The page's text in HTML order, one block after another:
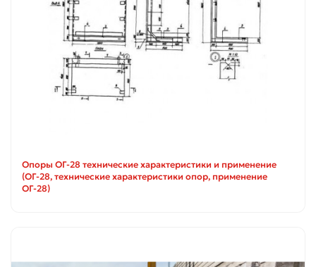
Опоры ОГ-28 технические характеристики и применение
(ОГ-28, технические характеристики опор, применение
ОГ-28)